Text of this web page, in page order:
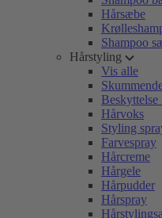
Hårsæbe
Shampoo
Hårstyling
Vis alle
Hårvoks
Styling
Farvespray
Hårcreme
Hårgele
Hårpudder
Hårspray